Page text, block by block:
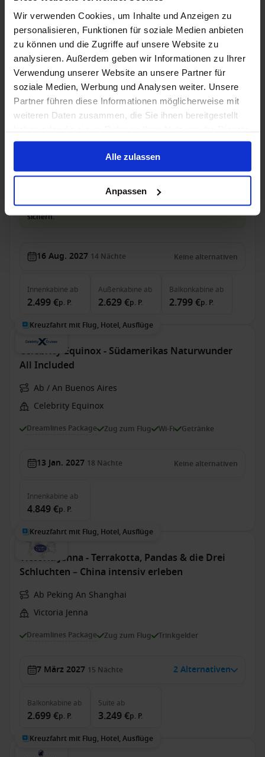
Wir verwenden Cookies, um Inhalte und Anzeigen zu
personalisieren, Funktionen für soziale Medien anbieten
zu können und die Zugriffe auf unsere Website zu
analysieren. Außerdem geben wir Informationen zu Ihrer
Verwendung unserer Website an unsere Partner für
soziale Medien, Werbung und Analysen weiter. Unsere
Partner führen diese Informationen möglicherweise mit
weiteren Daten zusammen, die Sie ihnen bereitgestellt
gesammelt haben.
Alle zulassen
Anpassen
Innenkabineab
3.049 €p. P.
3.111 €
Balkonkabineab
3.609 € p. P.
Kreuzfahrt mit Flug, Hotel, Ausflüge
Mein Schiff 6 - Seltene Atlantik-Route mit
Premium All Inclusive: Porto, Azoren & Hamburg
Mein Schiff 6
Getränke
Trinkgelder
Nur für kurze Zeit: DreamDeal bis 11.08.2026, 14:59 Uhr
sichern.
16 Aug. 2027 14 Nächte Keine alternativen
Innenkabine ab
2.499 €p. P.
Außenkabine ab
2.629 €p. P.
Balkonkabine ab
2.799 €p. P.
Kreuzfahrt mit Flug, Hotel, Ausflüge
Celebrity Equinox - Südamerikas Naturwunder
All Included
Ab / An Buenos Aires
Celebrity Equinox
Dreamlines Package Zug zum Flug Wi-Fi Getränke
13 Jan. 2027 18 Nächte Keine alternativen
Innenkabine ab
4.849 €p. P.
Kreuzfahrt mit Flug, Hotel, Ausflüge
Victoria Jenna - Terrakotta, Pandas & die Drei
Schluchten – China intensiv erleben
Ab Peking An Shanghai
Victoria Jenna
Dreamlines Package Zug zum Flug Trinkgelder
7 März 2027 15 Nächte 2 Alternativen
Balkonkabine ab
2.699 €p. P.
Suite ab
3.249 €p. P.
Kreuzfahrt mit Flug, Hotel, Ausflüge